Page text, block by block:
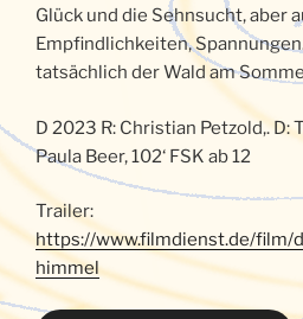
Glück und die Sehnsucht, aber
Empfindlichkeiten,
tatsächlich der Wald am
D 2023 R: Christian Petzold,. D:
Paula Beer, 102‘ FSK ab 12
Trailer:
https://www.filmdienst.de/
himmel